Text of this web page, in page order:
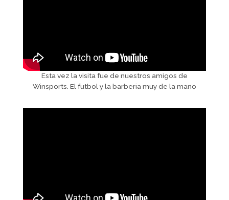
Esta vez la visita fue de nuestros amigos de
Winsports. El futbol y la barberia muy de la mano